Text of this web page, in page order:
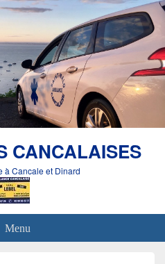
CANCALAISES
à Cancale et Dinard
Menu